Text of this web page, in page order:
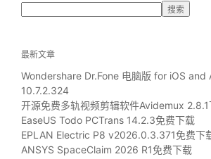
搜索
最新文章
Wondershare Dr.Fone 电脑版 for iOS and
10.7.2.324
开源免费多轨视频剪辑软件Avidemux 2.8.1
EaseUS Todo PCTrans 14.2.3免费下载
EPLAN Electric P8 v2026.0.3.371免费下
ANSYS SpaceClaim 2026 R1免费下载